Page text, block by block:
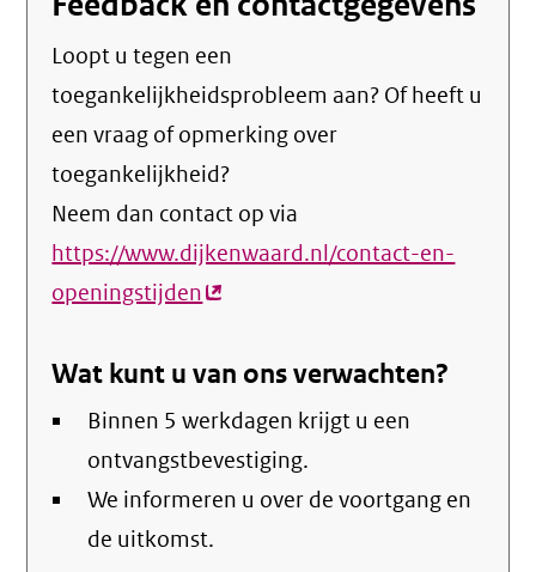
Loopt u tegen een
toegankelijkheidsprobleem aan? Of heeft u
een vraag of opmerking over
toegankelijkheid?
Neem dan contact op via
https://www.dijkenwaard.nl/contact-en-
openingstijden(externe
Wat kunt u van ons verwachten?
Binnen 5 werkdagen krijgt u een
ontvangstbevestiging.
We informeren u over de voortgang en
de uitkomst.